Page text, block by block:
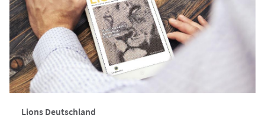
Lions Deutschland